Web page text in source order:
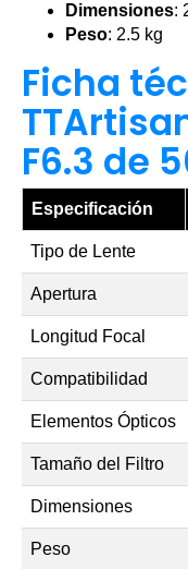
Dimensiones:
Peso: 2.5 kg
Ficha
F6.3 de
Especificación
Tipo de Lente
Apertura
Longitud Focal
Compatibilidad
Elementos Ópticos
Tamaño del Filtro
Dimensiones
Peso